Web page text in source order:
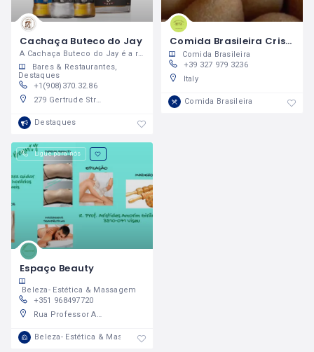
Cachaça Buteco do Jay
A Cachaça Buteco do Jay é a realização de um sonho!
Bares & Restaurantes
Destaques
+1(908)370.32.86
279 Gertrude Street, Hillside, New Jersey 07205, United States
Destaques
Comida Brasileira Cristina Cesar
Comida Brasileira
+39 327 979 3236
Italy
Comida Brasileira
Ligue para nós
Espaço Beauty
Beleza- Estética & Massagem
+351 968497720
Rua Professor Aristides Amorim Girão 89, 3510-060 Viseu, Viseu, Portugal
Beleza- Estética & Massagem